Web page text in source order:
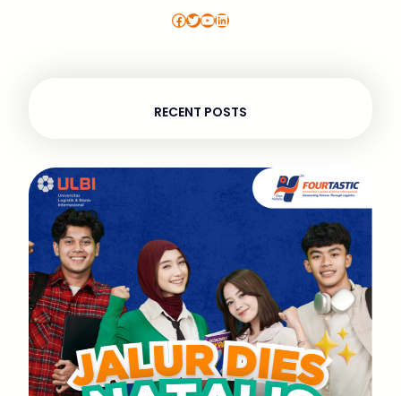
Facebook Twitter YouTube LinkedIn
RECENT POSTS